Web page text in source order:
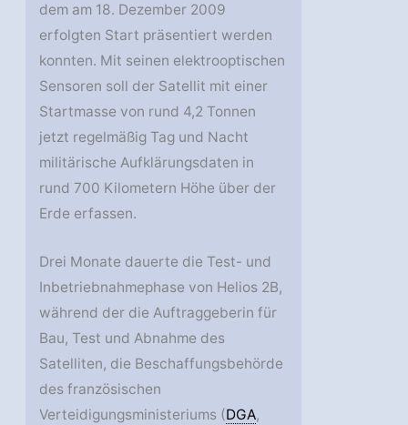
dem am 18. Dezember 2009
erfolgten Start präsentiert werden
konnten. Mit seinen elektrooptischen
Sensoren soll der Satellit mit einer
Startmasse von rund 4,2 Tonnen
jetzt regelmäßig Tag und Nacht
militärische Aufklärungsdaten in
rund 700 Kilometern Höhe über der
Erde erfassen.
Drei Monate dauerte die Test- und
Inbetriebnahmephase von Helios 2B,
während der die Auftraggeberin für
Bau, Test und Abnahme des
Satelliten, die Beschaffungsbehörde
des französischen
Verteidigungsministeriums (DGA,